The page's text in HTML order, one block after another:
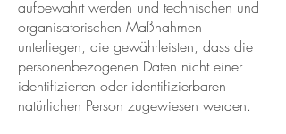
aufbewahrt werden und technischen und
organisatorischen Maßnahmen
unterliegen, die gewährleisten, dass die
personenbezogenen Daten nicht einer
identifizierten oder identifizierbaren
natürlichen Person zugewiesen werden.